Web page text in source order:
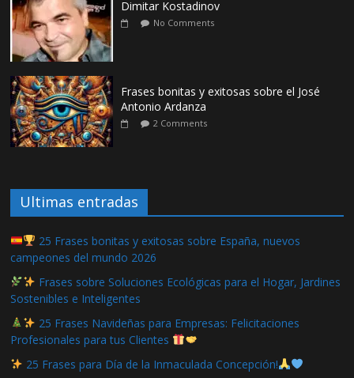
Dimitar Kostadinov
No Comments
Frases bonitas y exitosas sobre el José
Antonio Ardanza
2 Comments
Ultimas entradas
25 Frases bonitas y exitosas sobre España, nuevos
campeones del mundo 2026
Frases sobre Soluciones Ecológicas para el Hogar, Jardines
Sostenibles e Inteligentes
25 Frases Navideñas para Empresas: Felicitaciones
Profesionales para tus Clientes
25 Frases para Día de la Inmaculada Concepción!